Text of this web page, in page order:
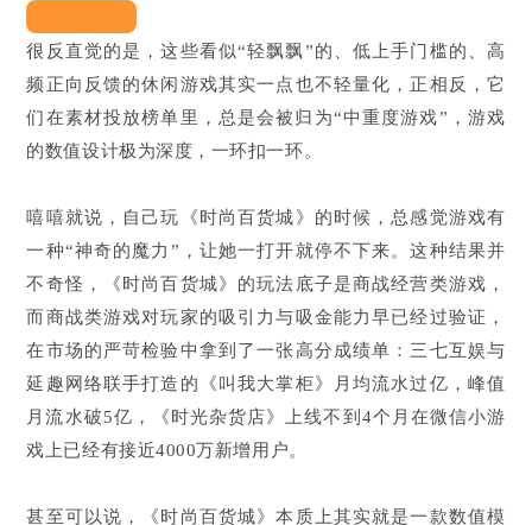
很反直觉的是，这些看似“轻飘飘”的、低上手门槛的、高
频正向反馈的休闲游戏其实一点也不轻量化，正相反，它
们在素材投放榜单里，总是会被归为“中重度游戏”，游戏
的数值设计极为深度，一环扣一环。
嘻嘻就说，自己玩《时尚百货城》的时候，总感觉游戏有
一种“神奇的魔力”，让她一打开就停不下来。这种结果并
不奇怪，《时尚百货城》的玩法底子是商战经营类游戏，
而商战类游戏对玩家的吸引力与吸金能力早已经过验证，
在市场的严苛检验中拿到了一张高分成绩单：三七互娱与
延趣网络联手打造的《叫我大掌柜》月均流水过亿，峰值
月流水破5亿，《时光杂货店》上线不到4个月在微信小游
戏上已经有接近4000万新增用户。
甚至可以说，《时尚百货城》本质上其实就是一款数值模